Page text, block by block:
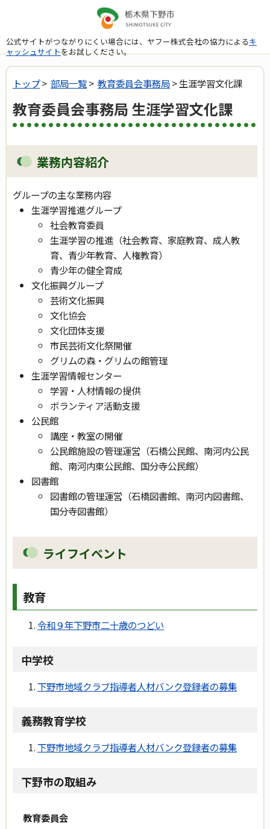
公式サイトがつながりにくい場合には、ヤフー株式会社の協力によるキ
ャッシュサイトをお試しください。
トップ> 部局一覧> 教育委員会事務局> 生涯学習文化課
教育委員会事務局 生涯学習文化課
業務内容紹介
グループの主な業務内容
生涯学習推進グループ
社会教育委員
生涯学習の推進（社会教育、家庭教育、成人教
育、青少年教育、人権教育）
青少年の健全育成
文化振興グループ
芸術文化振興
文化協会
文化団体支援
市民芸術文化祭開催
グリムの森・グリムの館管理
生涯学習情報センター
学習・人材情報の提供
ボランティア活動支援
公民館
講座・教室の開催
公民館施設の管理運営（石橋公民館、南河内公民
館、南河内東公民館、国分寺公民館）
図書館
図書館の管理運営（石橋図書館、南河内図書館、
国分寺図書館）
ライフイベント
教育
令和９年下野市二十歳のつどい
中学校
下野市地域クラブ指導者人材バンク登録者の募集
義務教育学校
下野市地域クラブ指導者人材バンク登録者の募集
下野市の取組み
教育委員会